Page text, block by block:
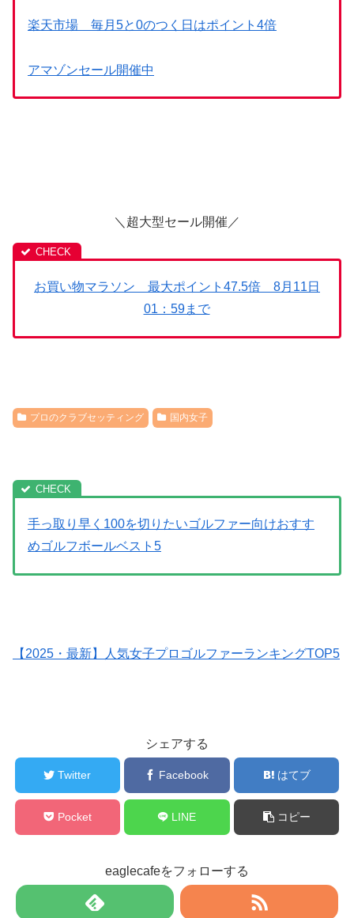
楽天市場 毎月5と0のつく日はポイント4倍
アマゾンセール開催中
＼超大型セール開催／
お買い物マラソン 最大ポイント47.5倍 8月11日
01：59まで
プロのクラブセッティング 国内女子
手っ取り早く100を切りたいゴルファー向けおすす
めゴルフボールベスト5
【2025・最新】人気女子プロゴルファーランキングTOP5
シェアする
Twitter Facebook はてブ
Pocket LINE コピー
eaglecafeをフォローする